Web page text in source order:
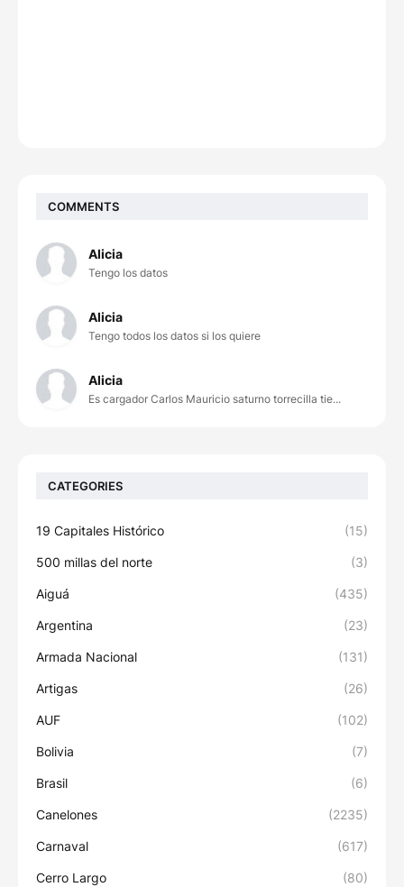
COMMENTS
Alicia
Tengo los datos
Alicia
Tengo todos los datos si los quiere
Alicia
Es cargador Carlos Mauricio saturno torrecilla tie...
CATEGORIES
19 Capitales Histórico (15)
500 millas del norte (3)
Aiguá (435)
Argentina (23)
Armada Nacional (131)
Artigas (26)
AUF (102)
Bolivia (7)
Brasil (6)
Canelones (2235)
Carnaval (617)
Cerro Largo (80)